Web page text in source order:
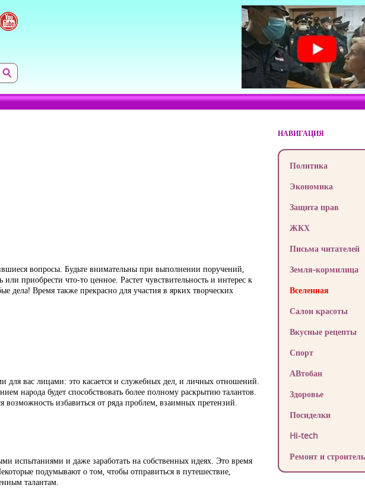
вопросы. Будьте внимательны при выполнении поручений,
приобрести что-то ценное. Растет чувствительность и интерес к
Время также прекрасно для участия в ярких творческих
вас лицами: это касается и служебных дел, и личных отношений.
народа будет способствовать более полному раскрытию талантов.
избавиться от ряда проблем, взаимных претензий.
испытаниями и даже заработать на собственных идеях. Это время
подумывают о том, чтобы отправиться в путешествие,
талантам.
НАВИГАЦИЯ
Политика
Экономика
Защита прав
ЖКХ
Письма читателей
Земля-кормилица
Вселенная
Салон красоты
Вкусные рецепты
Спорт
АВтобан
Здоровье
Посиделки
Hi-tech
Ремонт и